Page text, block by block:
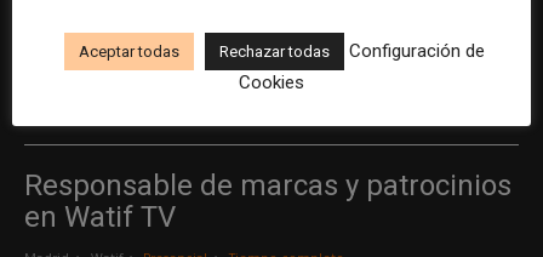
Creador/a de contenidos
Barcelona Gods Brand Indefinido Tiempo completo
Responsable de marcas y patrocinios
en Watif TV
Aceptar todas Rechazar todas
Configuración de
Cookies